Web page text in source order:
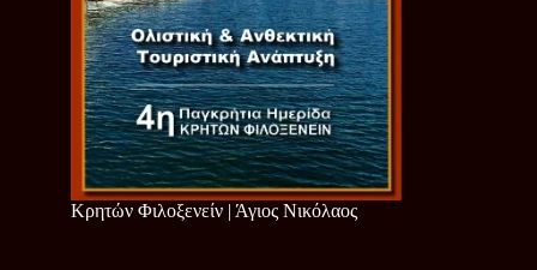
Κρητών Φιλοξενείν | Άγιος Νικόλαος